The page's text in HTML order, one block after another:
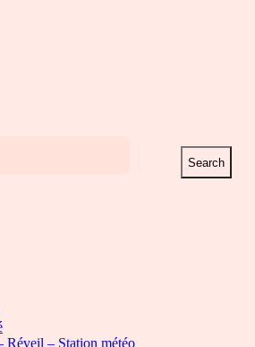
Search
Réveil – Station météo